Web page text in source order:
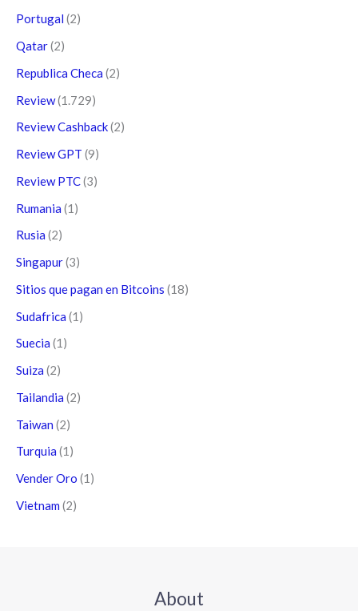
Portugal (2)
Qatar(2)
Republica Checa (2)
Review(1.729)
Review Cashback(2)
Review GPT (9)
Review PTC(3)
Rumania (1)
Rusia (2)
Singapur(3)
Sitios que pagan en Bitcoins (18)
Sudafrica (1)
Suecia (1)
Suiza (2)
Tailandia (2)
Taiwan (2)
Turquia (1)
Vender Oro (1)
Vietnam (2)
About